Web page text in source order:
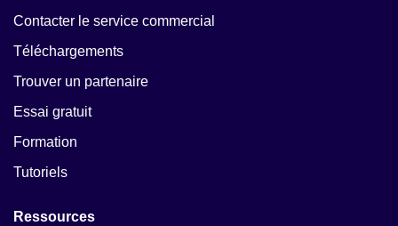
Contacter le service commercial
Téléchargements
Trouver un partenaire
Essai gratuit
Formation
Tutoriels
Ressources